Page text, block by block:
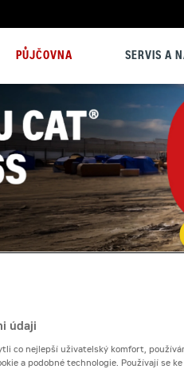
PŮJČOVNA SERVIS A
údaji
co nejlepší uživatelský komfort,
a podobné technologie. Používají se